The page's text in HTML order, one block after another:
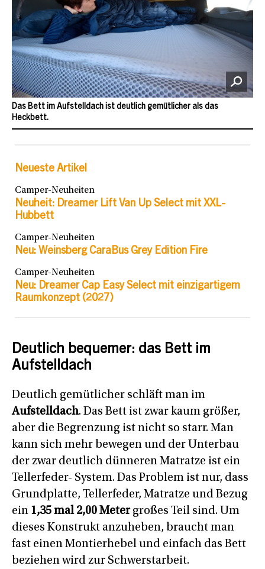
Das Bett im Aufstelldach ist deutlich gemütlicher als das
Heckbett.
Neueste Artikel
Camper-Neuheiten
Neuheit: Dreamer Lift Van Up Select mit XXL-
Hubbett
Camper-Neuheiten
Neu: Weinsberg CaraBus Grey Edition Fire
Camper-Neuheiten
Neu: Dreamer Cap Easy Select mit einzigartigem
Raumkonzept (2027)
Deutlich bequemer: das Bett im
Aufstelldach
Deutlich gemütlicher schläft man im
Aufstelldach. Das Bett ist zwar kaum größer,
aber die Begrenzung ist nicht so starr. Man
kann sich mehr bewegen und der Unterbau
der zwar deutlich dünneren Matratze ist ein
Tellerfeder- System. Das Problem ist nur, dass
Grundplatte, Tellerfeder, Matratze und Bezug
ein 1,35 mal 2,00 Metergroßes Teil sind. Um
dieses Konstrukt anzuheben, braucht man
fast einen Montierhebel und einfach das Bett
beziehen wird zur Schwerstarbeit.